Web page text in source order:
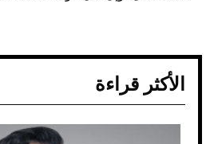
الأكثر قراءة